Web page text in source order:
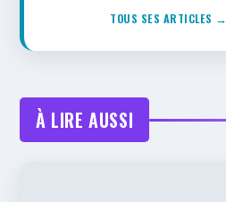
TOUS SES ARTICLES →
À LIRE AUSSI